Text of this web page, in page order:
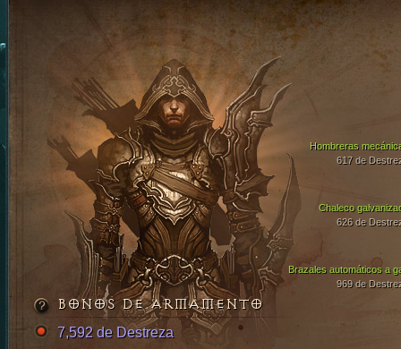
Chaleco
626 de
Brazales automáticos a
969 de
Hombreras
617 de
BONOS DE ARMAMENTO
7,592 de Destreza